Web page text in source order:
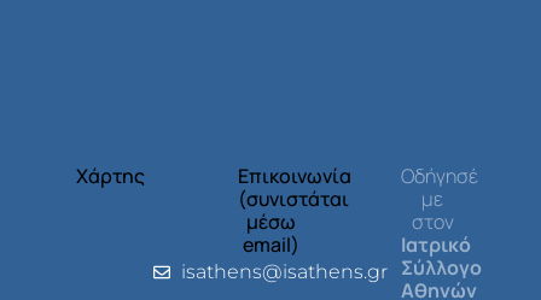
Χάρτης
Επικοινωνία
(συνιστάται
μέσω
email)
isathens@isathens.gr
Οδήγησέ
με
στον
Ιατρικό
Σύλλογο
Αθηνών